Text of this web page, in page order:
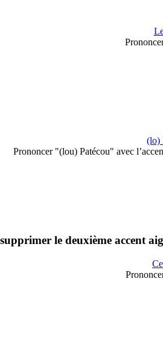
(lo)
Prononcer "(lou) Patécou" avec
le deuxième accent